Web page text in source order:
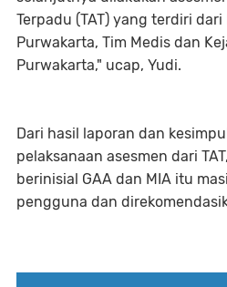
Terpadu (TAT) yang terdiri
Purwakarta, Tim Medis dan
Purwakarta," ucap, Yudi.
Dari hasil laporan dan
pelaksanaan asesmen dari
berinisial GAA dan MIA itu
pengguna dan